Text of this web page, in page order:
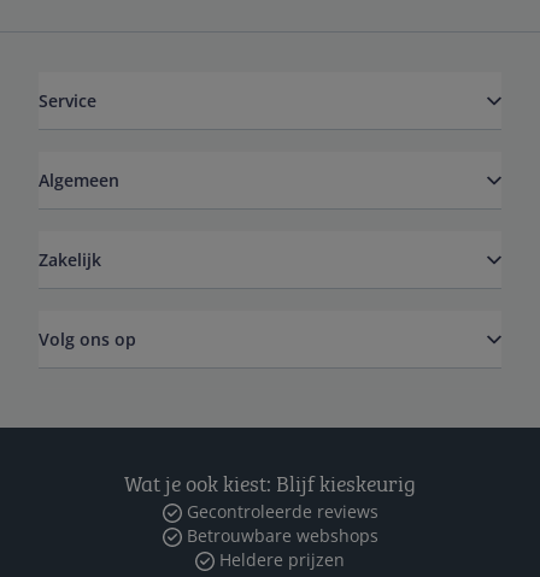
Service
Algemeen
Zakelijk
Volg ons op
Wat je ook kiest: Blijf kieskeurig
Gecontroleerde reviews
Betrouwbare webshops
Heldere prijzen